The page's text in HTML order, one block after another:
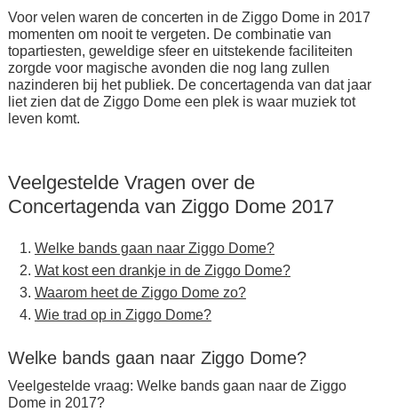
Voor velen waren de concerten in de Ziggo Dome in 2017
momenten om nooit te vergeten. De combinatie van
topartiesten, geweldige sfeer en uitstekende faciliteiten
zorgde voor magische avonden die nog lang zullen
nazinderen bij het publiek. De concertagenda van dat jaar
liet zien dat de Ziggo Dome een plek is waar muziek tot
leven komt.
Veelgestelde Vragen over de
Concertagenda van Ziggo Dome 2017
Welke bands gaan naar Ziggo Dome?
Wat kost een drankje in de Ziggo Dome?
Waarom heet de Ziggo Dome zo?
Wie trad op in Ziggo Dome?
Welke bands gaan naar Ziggo Dome?
Veelgestelde vraag: Welke bands gaan naar de Ziggo
Dome in 2017?